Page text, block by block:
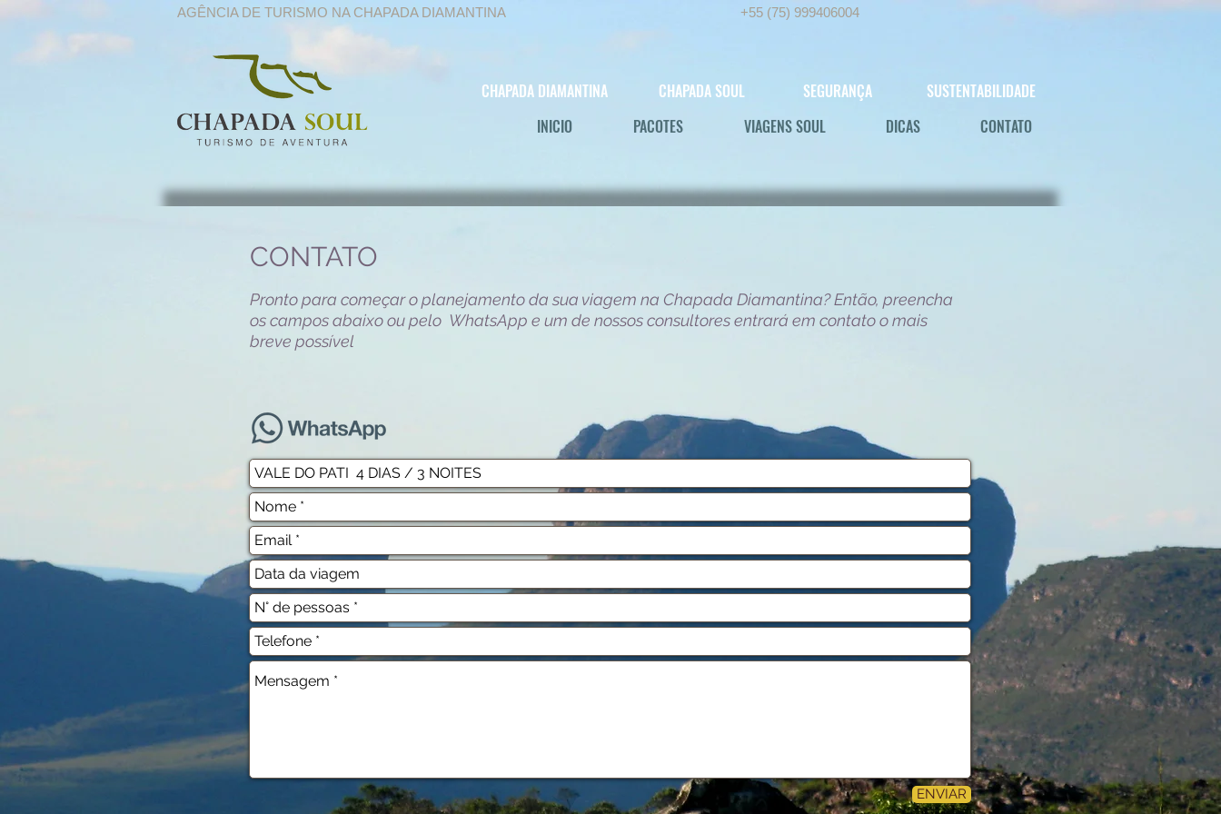
+55 (75) 999406004
AGÊNCIA DE TURISMO NA CHAPADA DIAMANTINA
CHAPADA DIAMANTINA CHAPADA SOUL SEGURANÇA
SUSTENTABILIDADE
INICIO
PACOTES VIAGENS SOUL DICAS CONTATO
CONTATO
Pronto para começar o planejamento da sua viagem na Chapada Diamantina? Então, preencha
os campos abaixo ou pelo WhatsApp e um de nossos consultores entrará em contato o mais
breve possível
ENVIAR